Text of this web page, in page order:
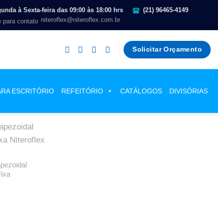
à Sexta-feira das 09:00 às 18:00 hrs
(21) 96465-4149
niteroflex@niteroflex.com.br
Solicitar Orçamento
ESCRITÓRIO REFEITÓRIO CATÁLOGOS DIVISÓRIAS